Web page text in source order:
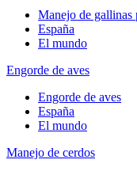
Manejo de gallinas
España
El mundo
Engorde de aves
Engorde de aves
España
El mundo
Manejo de cerdos